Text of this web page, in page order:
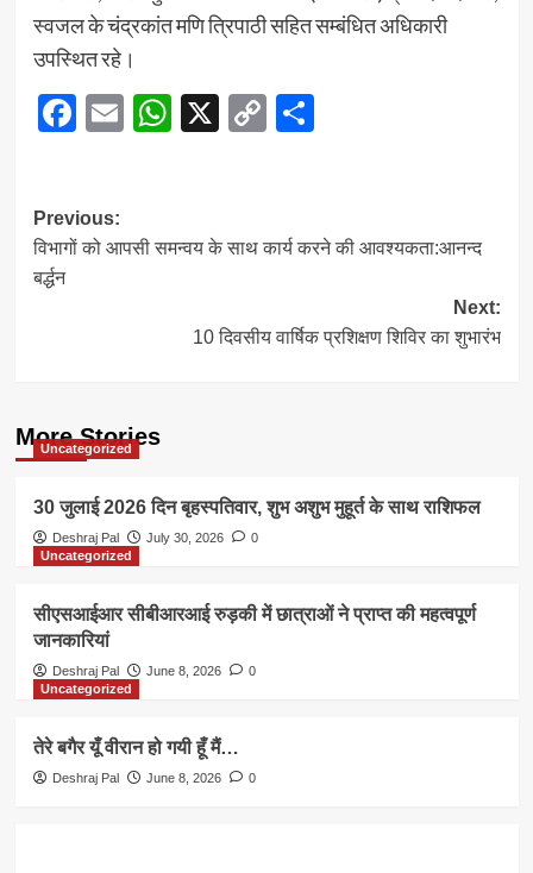
स्वजल के चंद्रकांत मणि त्रिपाठी सहित सम्बंधित अधिकारी
उपस्थित रहे।
Facebook
EmailWhatsApp
X CopyShare
Post
navigation
Previous:
विभागों को आपसी समन्वय के साथ कार्य करने की आवश्यकता:आनन्द
बर्द्धन
Next:
10 दिवसीय वार्षिक प्रशिक्षण शिविर का शुभारंभ
More Stories
Uncategorized
30 जुलाई 2026 दिन बृहस्पतिवार, शुभ अशुभ मुहूर्त के साथ राशिफल
Deshraj Pal July 30, 2026
0
Uncategorized
सीएसआईआर सीबीआरआई रुड़की में छात्राओं ने प्राप्त की महत्वपूर्ण
जानकारियां
Deshraj Pal June 8, 2026
0
Uncategorized
तेरे बगैर यूँ वीरान हो गयी हूँ मैं…
Deshraj Pal June 8, 2026 0